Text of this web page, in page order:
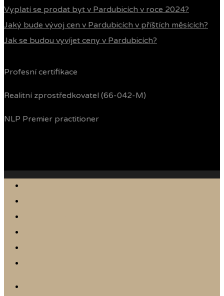
Vyplatí se prodat byt v Pardubicích v roce 2024?
Jaký bude vývoj cen v Pardubicích v příštích měsících?
Jak se budou vyvíjet ceny v Pardubicích?
Profesní certifikace
Realitní zprostředkovatel (66-042-M)
NLP Premier practitioner